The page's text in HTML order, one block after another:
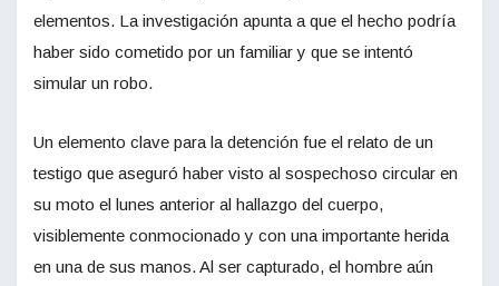
elementos. La investigación apunta a que el hecho podría
haber sido cometido por un familiar y que se intentó
simular un robo.
Un elemento clave para la detención fue el relato de un
testigo que aseguró haber visto al sospechoso circular en
su moto el lunes anterior al hallazgo del cuerpo,
visiblemente conmocionado y con una importante herida
en una de sus manos. Al ser capturado, el hombre aún